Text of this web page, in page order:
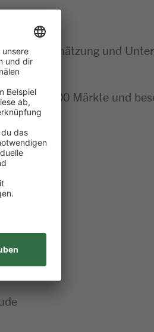
Wertschätzung und
als 300 Märkte und